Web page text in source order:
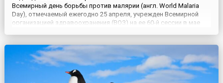
Всемирный день борьбы против малярии (англ. World Malaria
Day), отмечаемый ежегодно 25 апреля, учрежден Всемирной
организацией здравоохранения (ВОЗ) на ее 60-й сессии в мае
группа опасных инфекционных за...